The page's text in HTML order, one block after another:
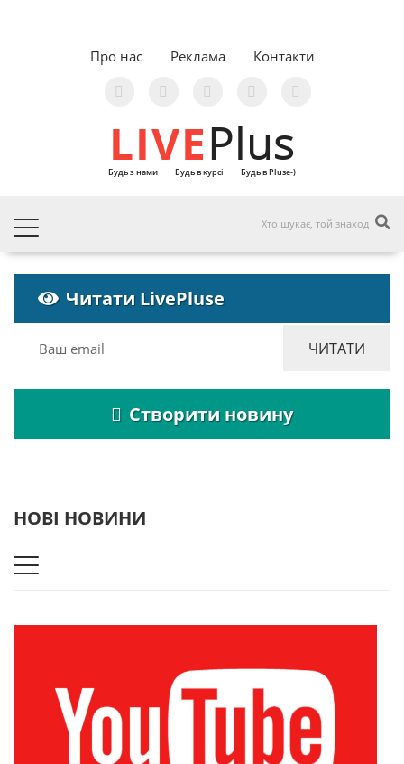
Про нас Реклама Контакти
LIVEPlus
Будь з нами Будь в курсі Будь в Pluse-)
Читати LivePluse
Створити новину
НОВІ НОВИНИ